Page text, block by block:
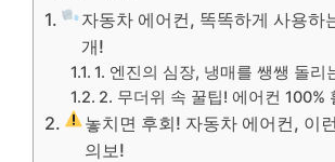
자동차 에어컨, 똑똑하게 사용하
개!
1. 엔진의 심장, 냉매를 쌩쌩 돌리
2. 무더위 속 꿀팁! 에어컨 100%
놓치면 후회! 자동차 에어컨, 이
의보!